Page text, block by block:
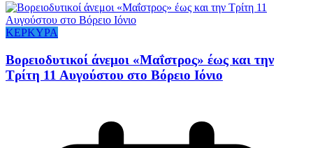
ΚΕΡΚΥΡΑ
Βορειοδυτικοί άνεμοι «Μαΐστρος» έως και την
Τρίτη 11 Αυγούστου στο Βόρειο Ιόνιο